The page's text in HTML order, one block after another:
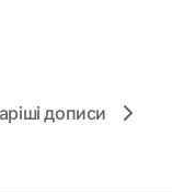
дописи